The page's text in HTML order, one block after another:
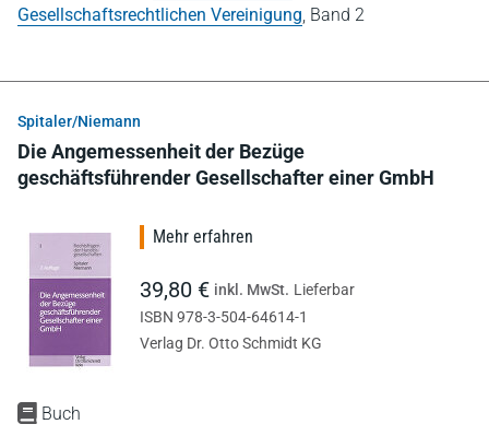
Gesellschaftsrechtlichen Vereinigung Band 2
Spitaler/Niemann
Die Angemessenheit der Bezüge
geschäftsführender Gesellschafter einer GmbH
Buch
Mehr erfahren
39,80 € inkl. MwSt. Lieferbar
ISBN 978-3-504-64614-1
Verlag Dr. Otto Schmidt KG